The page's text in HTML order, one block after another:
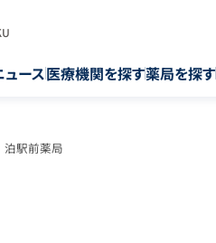
ュース医療機関を探す薬局を探す
駅前薬局